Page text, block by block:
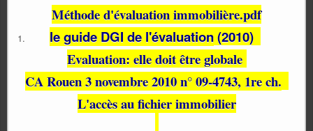
Méthode d'évaluation immobilière.pdf
le guide DGI de l'évaluation(2010)
Evaluation: elle doit être globale
CA Rouen 3 novembre 2010 n° 09-4743, 1re ch.
L'accès au fichier immobilier